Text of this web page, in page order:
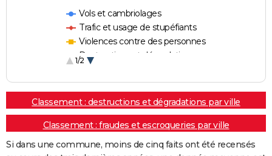
Vols et cambriolages
Trafic et usage de stupéfiants
Violences contre des personnes
Destructions et dégradations
1/2
Classement : destructions et dégradations par ville
Classement : fraudes et escroqueries par ville
Si dans une commune, moins de cinq faits ont été recensés